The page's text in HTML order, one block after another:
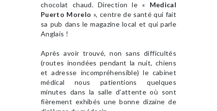
chocolat chaud. Direction le « Medical
Puerto Morelo », centre de santé qui fait
sa pub dans le magazine local et qui parle
Anglais !
Après avoir trouvé, non sans difficultés
(routes inondées pendant la nuit, chiens
et adresse incompréhensible) le cabinet
médical nous patientions quelques
minutes dans la salle d’attente où sont
fièrement exhibés une bonne dizaine de